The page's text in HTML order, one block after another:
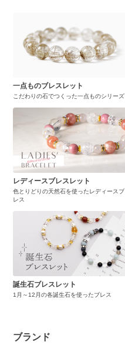
一点ものブレスレット
こだわりの石でつくった一点ものシリーズ
レディースブレスレット
色とりどりの天然石を使ったレディースブ
レス
誕生石ブレスレット
1月～12月の各誕生石を使ったブレス
ブランド